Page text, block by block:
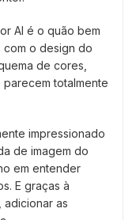
AI é o quão bem
com o design do
de cores,
totalmente
impressionado
de imagem do
em entender
E graças à
adicionar as